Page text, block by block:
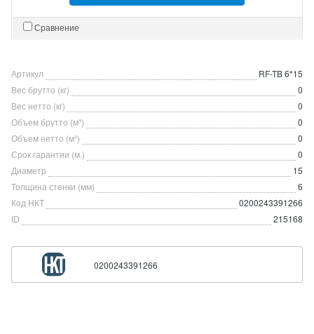
Сравнение
Артикул
RF-TB 6*15
Вес брутто (кг)
0
Вес нетто (кг)
0
Объем брутто (м³)
0
Объем нетто (м³)
0
Срок гарантии (м.)
0
Диаметр
15
Толщина стенки (мм)
6
Код НКТ
0200243391266
ID
215168
0200243391266